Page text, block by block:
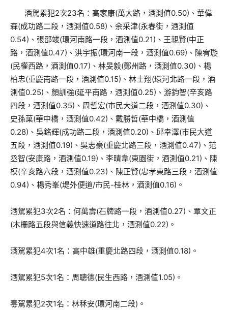
酒駕累犯2次23名：高家康(萬大路，酒測值0.50)、華偉
森(成功路二段，酒測值0.58)、余采津(永春街，酒測值
0.54)、張邵竣(環河南路一段，酒測值0.21)、王親賢(中正
路，酒測值0.47)、洪宇振(環河南一段，酒測值0.69)、陳宥璇
(民權西路，酒測值0.17)、林旻毅(鄭州路，酒測值0.30)、楊
柏忠(重慶南路一段，酒測值0.15)、林士翔(環河北路一段，酒
測值0.25)、顏訓強(延平南路，酒測值0.25)、游鈞智(辛亥路
四段，酒測值0.35)、周哲宏(市民大道二段，酒測值0.30)、
史孫菓(華中橋，酒測值0.42)、戴勝哲(華中橋，酒測值
0.28)、吳銘輝(成功路二段，酒測值0.20)、邱幸澤(市民大道
五段，酒測值0.19)、吳志豪(重慶北路三段，酒測值0.47)、范
丞智(安康路，酒測值0.19)、李晴韋(東園街，酒測值0.21)、陳
模(辛亥路六段，酒測值0.23)、陳正賢(忠孝東路三段，酒測值
0.94)、楊秀峯(堤外便道/市民-桂林，酒測值0.16)。
酒駕累犯3次2名：何萬壽(石牌路一段，酒測值0.27)、覃文正
(木栅路五段與信義快速道路往北，酒測值0.22)。
酒駕累犯4次1名：高中雄(重慶北路四段，酒測值0.18)。
酒駕累犯5次1名：周聰德(民生西路，酒測值1.05)。
毒駕累犯2次1名：林秝安(環河南二段)。